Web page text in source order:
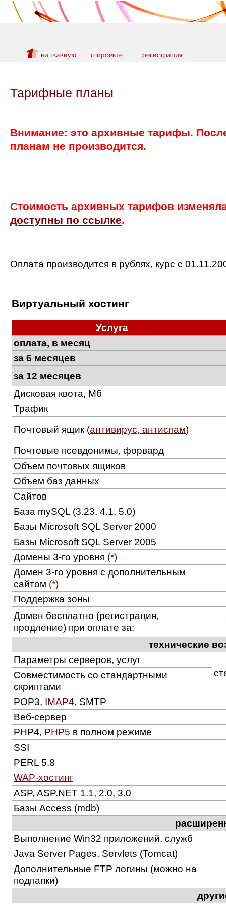
Тарифные планы
Внимание: это архивные тарифы.
планам не производится.
Стоимость архивных тарифов
доступны по ссылке.
Оплата производится в рублях, курс c
Виртуальный хостинг
Услуга
оплата, в месяц
за 6 месяцев
за 12 месяцев
Дисковая квота, Мб
Трафик
Почтовый ящик (антивирус, антиспам)
Почтовые псевдонимы, форвард
Объем почтовых ящиков
Объем баз данных
Сайтов
База mySQL (3.23, 4.1, 5.0)
Базы Microsoft SQL Server 2000
Базы Microsoft SQL Server 2005
Домены 3-го уровня (*)
Домен 3-го уровня с дополнительным
сайтом (*)
Поддержка зоны
Домен бесплатно (регистрация,
продление) при оплате за:
технические
Параметры серверов, услуг
Совместимость со стандартными
скриптами
POP3, IMAP4, SMTP
Веб-сервер
PHP4, PHP5 в полном режиме
SSI
PERL 5.8
WAP-хостинг
ASP, ASP.NET 1.1, 2.0, 3.0
Базы Access (mdb)
Выполнение Win32 приложений, служб
Java Server Pages, Servlets (Tomcat)
Дополнительные FTP логины (можно на
подпапки)